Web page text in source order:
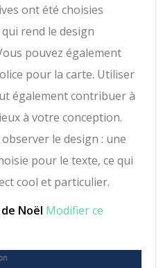
ont été choisies
rend le design
pouvez également
pour la carte. Utiliser
également contribuer à
à votre conception.
le design : une
pour le texte, ce qui
cool et particulier.
Noël Modifier ce